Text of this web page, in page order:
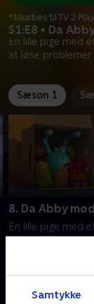
Samtykke
S1:E8 • Da
En lille pige med
at løse
*tilkøbes til TV 2
Sæson 1
8. Da Abby
En lille pige med
Abby hjælper sine